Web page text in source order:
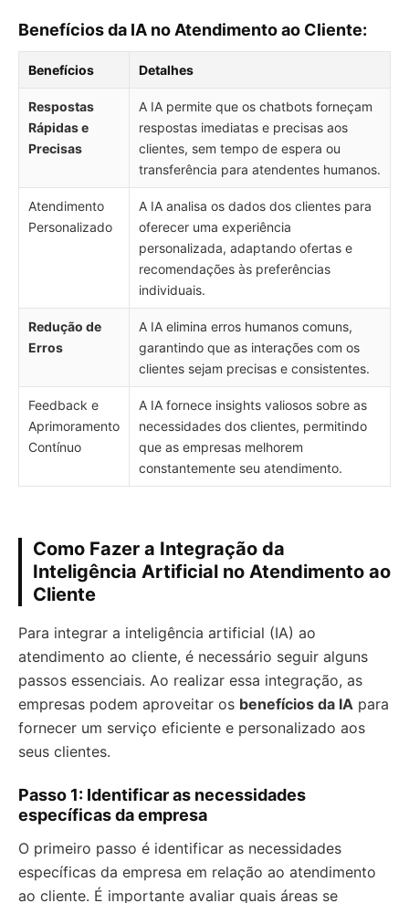
Benefícios da IA no Atendimento ao Cliente:
Benefícios Detalhes
Respostas
Rápidas e
Precisas
A IA permite que os chatbots forneçam
respostas imediatas e precisas aos
clientes, sem tempo de espera ou
transferência para atendentes humanos.
Atendimento
Personalizado
A IA analisa os dados dos clientes para
oferecer uma experiência
personalizada, adaptando ofertas e
recomendações às preferências
individuais.
Redução de
Erros
A IA elimina erros humanos comuns,
garantindo que as interações com os
clientes sejam precisas e consistentes.
Feedback e
Aprimoramento
Contínuo
A IA fornece insights valiosos sobre as
necessidades dos clientes, permitindo
que as empresas melhorem
constantemente seu atendimento.
Como Fazer a Integração da
Inteligência Artificial no Atendimento ao
Cliente
Para integrar a inteligência artificial (IA) ao
atendimento ao cliente, é necessário seguir alguns
passos essenciais. Ao realizar essa integração, as
empresas podem aproveitar os benefícios da IA para
fornecer um serviço eficiente e personalizado aos
seus clientes.
Passo 1: Identificar as necessidades
específicas da empresa
O primeiro passo é identificar as necessidades
específicas da empresa em relação ao atendimento
ao cliente. É importante avaliar quais áreas se